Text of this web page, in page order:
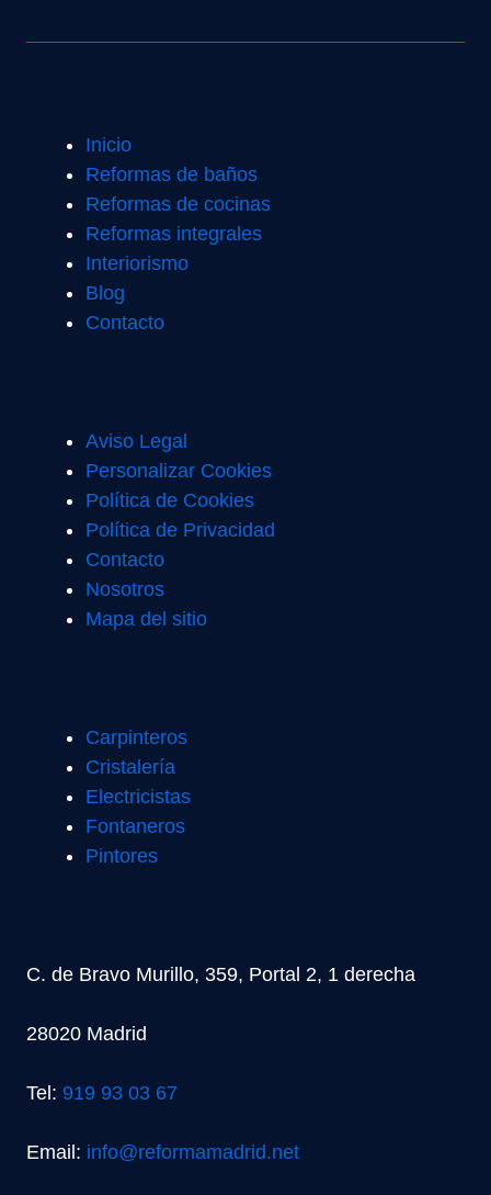
Inicio
Reformas de baños
Reformas de cocinas
Reformas integrales
Interiorismo
Blog
Contacto
Aviso Legal
Personalizar Cookies
Política de Cookies
Política de Privacidad
Contacto
Nosotros
Mapa del sitio
Carpinteros
Cristalería
Electricistas
Fontaneros
Pintores
C. de Bravo Murillo, 359, Portal 2, 1 derecha
28020 Madrid
Tel: 919 93 03 67
Email: info@reformamadrid.net